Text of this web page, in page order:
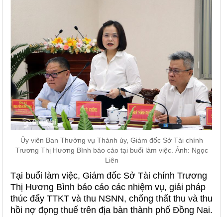
Ủy viên Ban Thường vụ Thành ủy, Giám đốc Sở Tài chính
Trương Thị Hương Bình báo cáo tại buổi làm việc. Ảnh: Ngọc
Liên
Tại buổi làm việc, Giám đốc Sở Tài chính Trương
Thị Hương Bình báo cáo các nhiệm vụ, giải pháp
thúc đẩy TTKT và thu NSNN, chống thất thu và thu
hồi nợ đọng thuế trên địa bàn thành phố Đồng Nai.